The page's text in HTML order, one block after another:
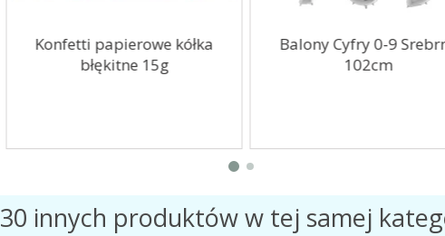
Konfetti papierowe kółka
błękitne 15g
Balony Cyfry 0-9
102cm
30 innych produktów w tej samej